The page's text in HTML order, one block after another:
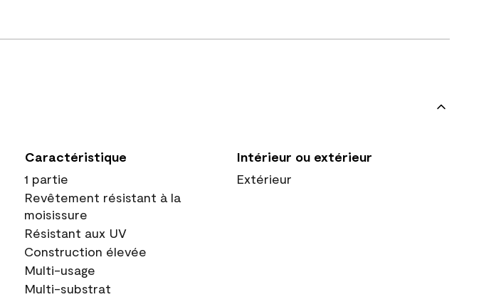
Caractéristique
1 partie
Revêtement résistant à la
moisissure
Résistant aux UV
Construction élevée
Multi-usage
Multi-substrat
Intérieur ou extérieur
Extérieur